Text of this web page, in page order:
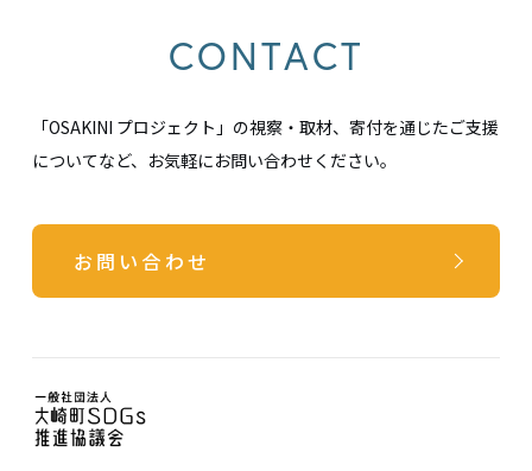
CONTACT
「OSAKINI プロジェクト」の視察・取材、寄付を通じたご支援
についてなど、お気軽にお問い合わせください。
お問い合わせ